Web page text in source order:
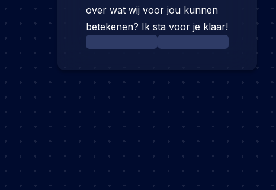
over wat wij voor jou kunnen
betekenen? Ik sta voor je klaar!